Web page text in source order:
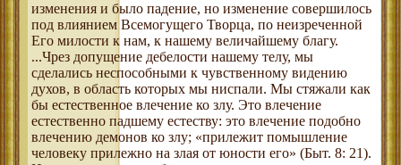
изменения и было падение, но изменение совершилось
под влиянием Всемогущего Творца, по неизреченной
Его милости к нам, к нашему величайшему благу.
...Чрез допущение дебелости нашему телу, мы
сделались неспособными к чувственному видению
духов, в область которых мы ниспали. Мы стяжали как
бы естественное влечение ко злу. Это влечение
естественно падшему естеству: это влечение подобно
влечению демонов ко злу; «прилежит помышление
человеку прилежно на злая от юности его» (Быт. 8: 21).